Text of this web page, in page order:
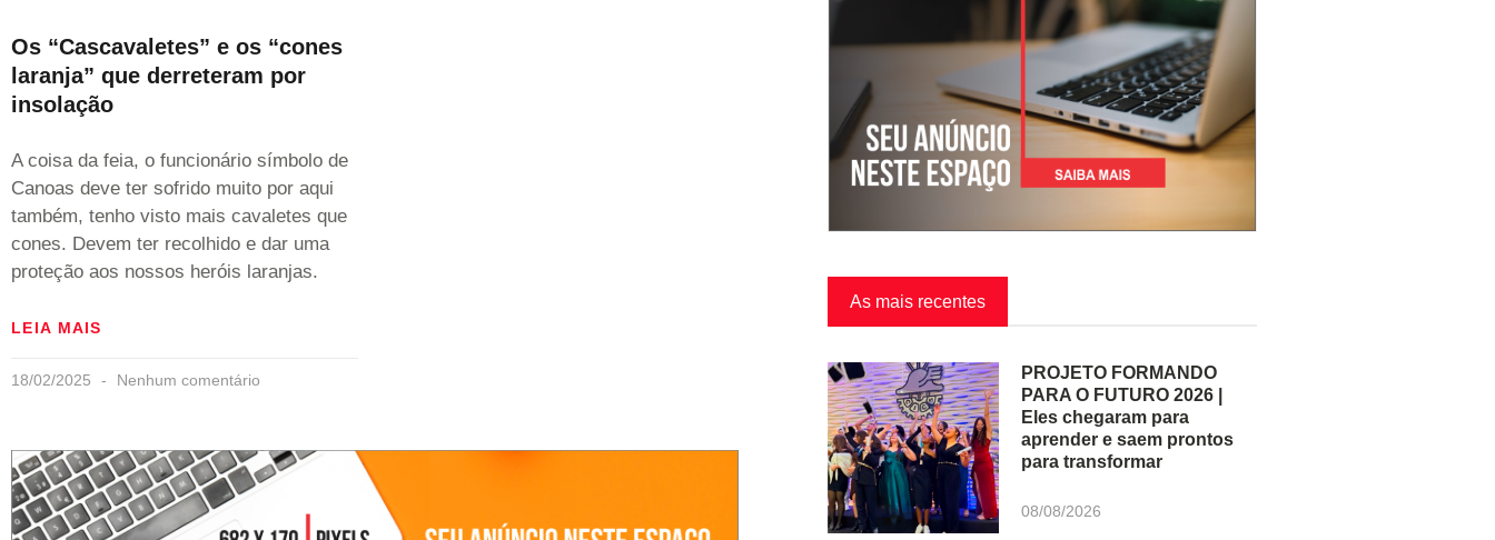
Os “Cascavaletes” e os “cones
laranja” que derreteram por
insolação
A coisa da feia, o funcionário símbolo de
Canoas deve ter sofrido muito por aqui
também, tenho visto mais cavaletes que
cones. Devem ter recolhido e dar uma
proteção aos nossos heróis laranjas.
LEIA MAIS
18/02/2025 Nenhum comentário
As mais recentes
PROJETO FORMANDO
PARA O FUTURO 2026 |
Eles chegaram para
aprender e saem prontos
para transformar
08/08/2026